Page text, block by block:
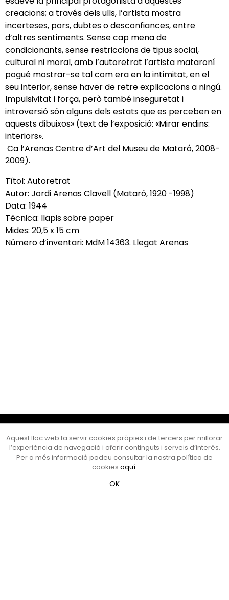
creacions; a través dels ulls, l’artista mostra
incerteses, pors, dubtes o desconfiances, entre
d’altres sentiments. Sense cap mena de
condicionants, sense restriccions de tipus social,
cultural ni moral, amb l’autoretrat l’artista mataroní
pogué mostrar-se tal com era en la intimitat, en el
seu interior, sense haver de retre explicacions a ningú.
Impulsivitat i força, però també inseguretat i
introversió són alguns dels estats que es perceben en
aquests dibuixos» (text de l’exposició: «Mirar endins:
interiors».
Ca l’Arenas Centre d’Art del Museu de Mataró, 2008-
2009).
Títol: Autoretrat
Autor: Jordi Arenas Clavell (Mataró, 1920 -1998)
Data: 1944
Tècnica: llapis sobre paper
Mides: 20,5 x 15 cm
Número d’inventari: MdM 14363. Llegat Arenas
Cultura Mataró
Ajuntament de Mataró
C. de Sant Josep, 9 (Mataró, 08302)
Horari d'obertura: dilluns, dimecres i divendres de 10 a 13 h.
al telèfon al 93 758 23 61
Bústia ciutadana
Aquest lloc web fa servir cookies pròpies i de tercers per millorar
l’experiència de navegació i oferir continguts i serveis d’interès.
Per a més informació podeu consultar la nostra política de
cookies aquí.
OK